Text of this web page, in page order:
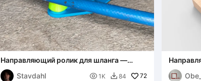
Направляющий ролик для шланга —
предотвращение зацепления шланга за
шины автомобиля при мойке
Stavdahl  1K  84 72